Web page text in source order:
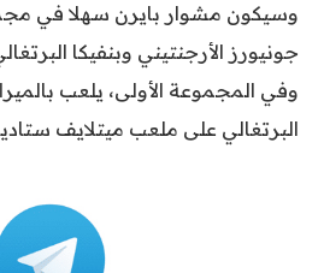
وسيكون مشوار بايرن سهلا في
جونيورز الأرجنتيني وبنفيكا
وفي المجموعة الأولى، يلعب
البرتغالي على ملعب ميتلايف